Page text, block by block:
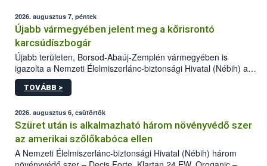
2026. augusztus 7, péntek
Újabb vármegyében jelent meg a kőrisrontó
karcsúdíszbogár
Újabb területen, Borsod-Abaúj-Zemplén vármegyében is
igazolta a Nemzeti Élelmiszerlánc-biztonsági Hivatal (Nébih) a
kőrisrontó karcsúdíszbogár (Agrilus planipennis) jelenlétét. A
kártevőt nem csak színcsapdában találták meg, de már fertőzött
az intenzív felderítést, emellett az intézkedéseket a szlovák
hatósággal is összehangolják a terjedés megállítása érdekében.
TOVÁBB >
2026. augusztus 6, csütörtök
Szüret után is alkalmazható három növényvédő szer
az amerikai szőlőkabóca ellen
A Nemzeti Élelmiszerlánc-biztonsági Hivatal (Nébih) három